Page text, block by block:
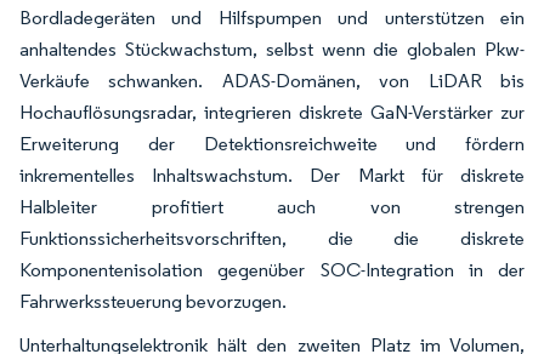
Bordladegeräten und Hilfspumpen und unterstützen ein
anhaltendes Stückwachstum, selbst wenn die globalen Pkw-
Verkäufe schwanken. ADAS-Domänen, von LiDAR bis
Hochauflösungsradar, integrieren diskrete GaN-Verstärker zur
Erweiterung der Detektionsreichweite und fördern
inkrementelles Inhaltswachstum. Der Markt für diskrete
Halbleiter profitiert auch von strengen
Funktionssicherheitsvorschriften, die die diskrete
Komponentenisolation gegenüber SOC-Integration in der
Fahrwerkssteuerung bevorzugen.
Unterhaltungselektronik hält den zweiten Platz im Volumen,